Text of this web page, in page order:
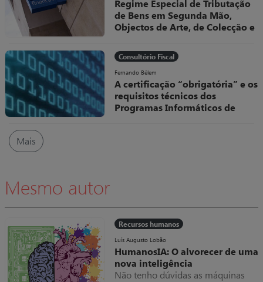
Regime Especial de Tributação
de Bens em Segunda Mão,
Objectos de Arte, de Colecção e
O Decreto-Lei, nº 199/96, de 18 de
Outubro, veio regular, no sistema
fiscal português, um dos Regimes
Especiais de Tributação do IVA
Consultório Fiscal
Fernando Bélem
A certificação “obrigatória” e os
requisitos técnicos dos
Programas Informáticos de
Mais
Mesmo autor
Recursos humanos
Luís Augusto Lobão
HumanosIA: O alvorecer de uma
nova inteligência
Não tenho dúvidas as máquinas